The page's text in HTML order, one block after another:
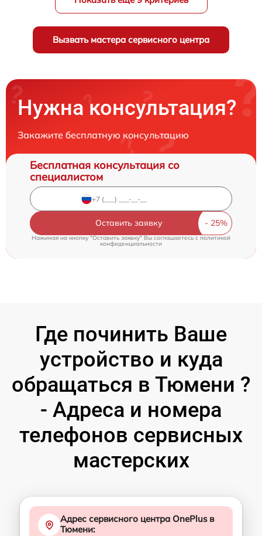
Вызвать мастера сервисного центра
Нужна консультация?
Закажите бесплатную консультацию
Бесплатная консультация со
специалистом
Оставить заявку
Нажимая на кнопку "Оставить заявку" Вы соглашаетесь c политикой
конфиденциальности
Где починить Ваше
устройство и куда
обращаться в Тюмени ?
- Адреса и номера
телефонов сервисных
мастерских
Адрес сервисного центра OnePlus в
Тюмени: